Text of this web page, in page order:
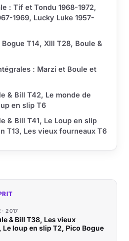
: Tif et Tondu 1968-1972,
1969, Lucky Luke 1957-
Bogue T14, XIII T28, Boule &
: Marzi et Boule et
& Bill T42, Le monde de
en slip T6
& Bill T41, Le Loup en slip
T13, Les vieux fourneaux T6
2017
& Bill T38, Les vieux
loup en slip T2, Pico Bogue